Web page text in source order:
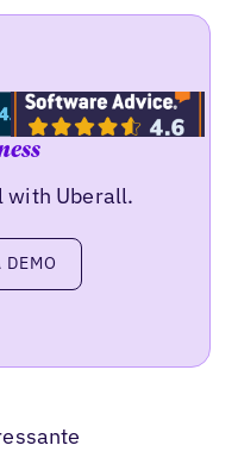
with Uberall.
DEMO